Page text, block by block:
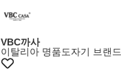
멤버스20%쿠폰
VBC까사
이탈리아 명품도자기 브랜드